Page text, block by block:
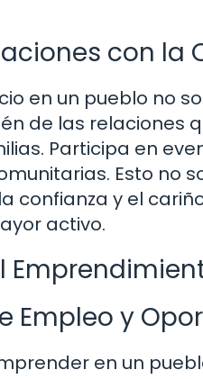
con la
en un pueblo no
de las relaciones
Participa en
Esto no
confianza y el
activo.
Empleo y
en un